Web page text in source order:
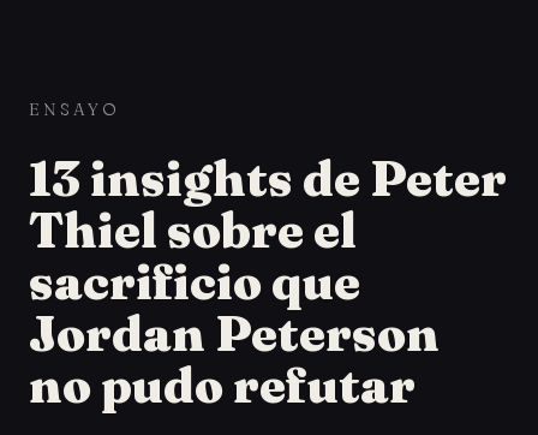
ENSAYO
13 insights de Peter
Thiel sobre el
sacrificio que
Jordan Peterson
no pudo refutar